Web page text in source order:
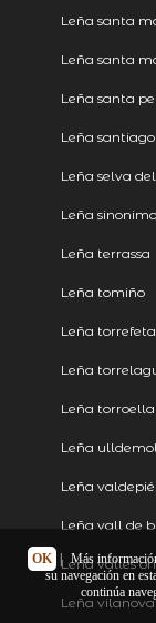
Leña santa
Leña santa
Leña santa
Leña
Leña selva
Leña sinonimo
Leña terrassa
Leña tomiño
Leña
Leña
Leña
Leña
Leña
Leña vall de
Leña vallés
Leña
OK | Más
su navegación en
continúa